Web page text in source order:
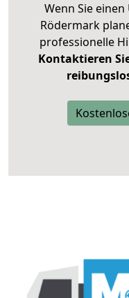
Wenn Sie
Rödermark
professionelle
Kontaktieren